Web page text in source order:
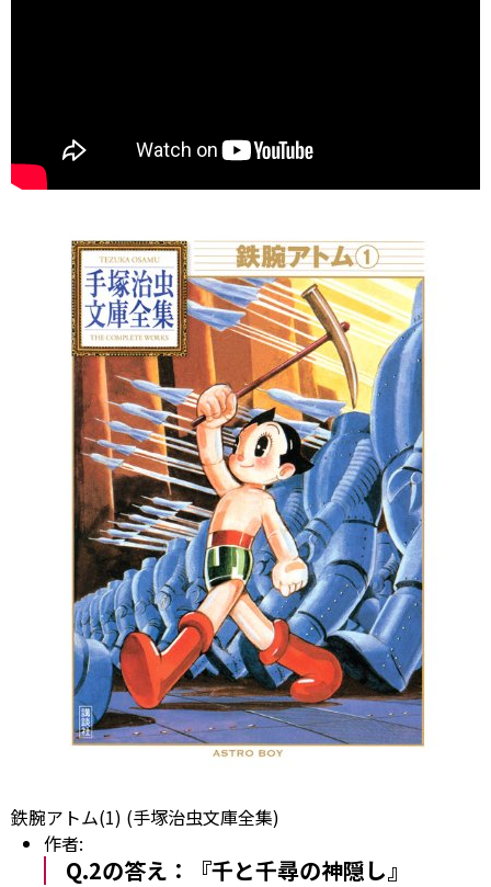
鉄腕アトム(1) (手塚治虫文庫全集)
作者:
Q.2の答え：『千と千尋の神隠し』